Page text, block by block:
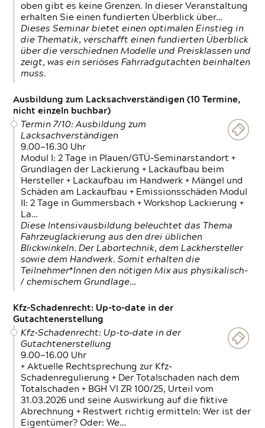
oben gibt es keine Grenzen. In dieser Veranstaltung
erhalten Sie einen fundierten Überblick über…
Dieses Seminar bietet einen optimalen Einstieg in
die Thematik, verschafft einen fundierten Überblick
über die verschiednen Modelle und Preisklassen und
zeigt, was ein seriöses Fahrradgutachten beinhalten
muss.
Ausbildung zum Lacksachverständigen (10 Termine,
nicht einzeln buchbar)
Termin 7/10: Ausbildung zum
Lacksachverständigen
9.00—16.30 Uhr
Modul I: 2 Tage in Plauen/GTÜ-Seminarstandort +
Grundlagen der Lackierung + Lackaufbau beim
Hersteller + Lackaufbau im Handwerk + Mängel und
Schäden am Lackaufbau + Emissionsschäden Modul
II: 2 Tage in Gummersbach + Workshop Lackierung +
La…
Diese Intensivausbildung beleuchtet das Thema
Fahrzeuglackierung aus den drei üblichen
Blickwinkeln. Der Labortechnik, dem Lackhersteller
sowie dem Handwerk. Somit erhalten die
Teilnehmer*Innen den nötigen Mix aus physikalisch-
/ chemischem Grundlage…
Kfz-Schadenrecht: Up-to-date in der
Gutachtenerstellung
Kfz-Schadenrecht: Up-to-date in der
Gutachtenerstellung
9.00—16.00 Uhr
+ Aktuelle Rechtsprechung zur Kfz-
Schadenregulierung + Der Totalschaden nach dem
Totalschaden + BGH VI ZR 100/25, Urteil vom
31.03.2026 und seine Auswirkung auf die fiktive
Abrechnung + Restwert richtig ermitteln: Wer ist der
Eigentümer? Oder: We…